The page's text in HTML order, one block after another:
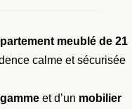
meublé de 21
calme et sécurisée
et d’un mobilier